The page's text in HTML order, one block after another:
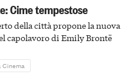
Cime tempestose
della città propone la nuova
capolavoro di Emily Brontë